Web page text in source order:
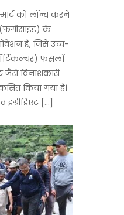
को लॉन्च करने
के
है, जिसे उच्च-
फसलों
जैसे विनाशकारी
किया गया है।
[…]